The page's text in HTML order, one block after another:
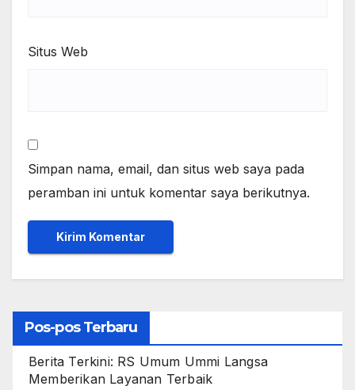
Situs Web
Simpan nama, email, dan situs web saya pada
peramban ini untuk komentar saya berikutnya.
Pos-pos Terbaru
Berita Terkini: RS Umum Ummi Langsa
Memberikan Layanan Terbaik